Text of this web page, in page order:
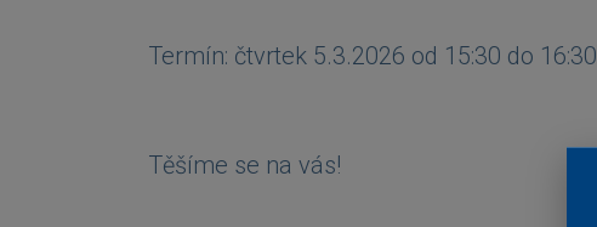
Termín: čtvrtek 5.3.2026 od 15:30 do 16:30
Těšíme se na vás!